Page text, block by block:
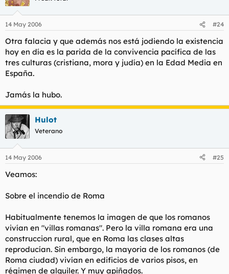
14 May 2006 #24
Otra falacia y que además nos está jodiendo la existencia
hoy en día es la parida de la convivencia pacífica de las
tres culturas (cristiana, mora y judía) en la Edad Media en
España.
Jamás la hubo.
Hulot
Veterano
14 May 2006 #25
Veamos:
Sobre el incendio de Roma
Habitualmente tenemos la imagen de que los romanos
vivían en "villas romanas". Pero la villa romana era una
construccion rural, que en Roma las clases altas
reproducían. Sin embargo, la mayoria de los romanos (de
Roma ciudad) vivían en edificios de varios pisos, en
régimen de alquiler. Y muy apiñados.